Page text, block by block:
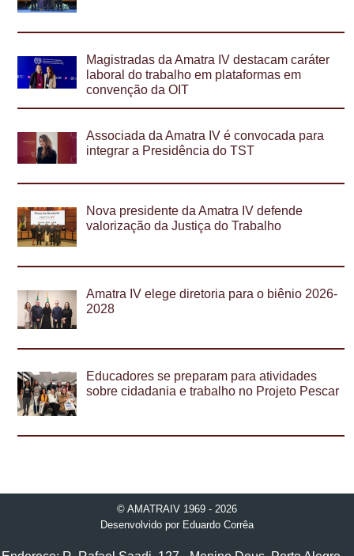
Magistradas da Amatra IV destacam caráter
laboral do trabalho em plataformas em
convenção da OIT
Associada da Amatra IV é convocada para
integrar a Presidência do TST
Nova presidente da Amatra IV defende
valorização da Justiça do Trabalho
Amatra IV elege diretoria para o biênio 2026-
2028
Educadores se preparam para atividades
sobre cidadania e trabalho no Projeto Pescar
© AMATRAIV 1969 - 2026
Desenvolvido por Eduardo Corrêa